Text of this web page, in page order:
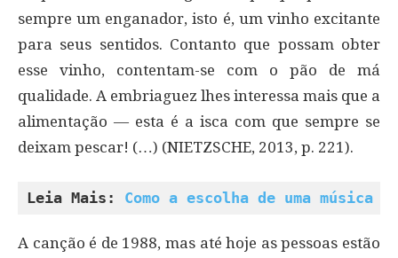
sempre um enganador, isto é, um vinho excitante
para seus sentidos. Contanto que possam obter
esse vinho, contentam-se com o pão de má
qualidade. A embriaguez lhes interessa mais que a
alimentação — esta é a isca com que sempre se
deixam pescar! (…) (NIETZSCHE, 2013, p. 221).
Leia Mais: Como a escolha de uma música
A canção é de 1988, mas até hoje as pessoas estão